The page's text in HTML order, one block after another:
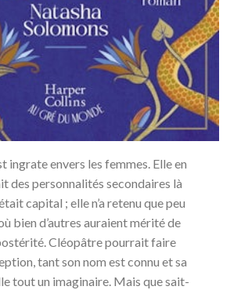
ingrate envers les femmes. Elle en
des personnalités secondaires là
capital ; elle n’a retenu que peu
bien d’autres auraient mérité de
Cléopâtre pourrait faire
tant son nom est connu et sa
tout un imaginaire. Mais que sait-